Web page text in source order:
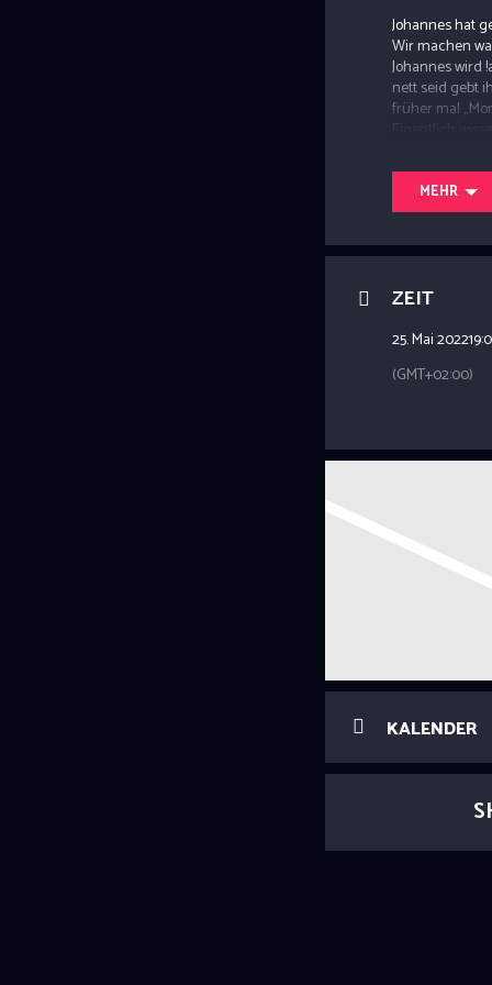
Johannes hat
Wir machen
Johannes wird
nett seid gebt
früher mal
MEHR
ZEIT
25. Mai 2022
(GMT+02:00)
KALENDER